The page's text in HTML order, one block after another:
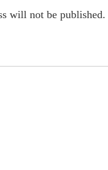
will not be published.